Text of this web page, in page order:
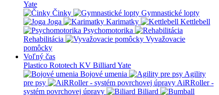
Yate
Činky
Gymnastické lopty
Joga
Karimatky
Kettlebell
Psychomotorika
Rehabilitácia
Vyvažovacie
pomôcky
Voľný čas
Plastico Rototech KV Billiard Yate
Bojové umenia
Agility
pre psy
AiRRoller -
systém povrchovej úpravy
Biliard